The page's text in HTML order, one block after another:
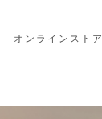
オンラインストア